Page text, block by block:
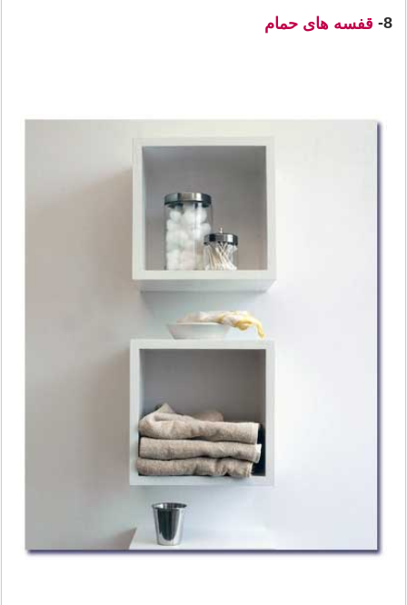
8- قفسه های حمام